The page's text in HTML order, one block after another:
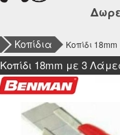
Κοπίδια Κοπίδι
Κοπίδι 18mm με 3